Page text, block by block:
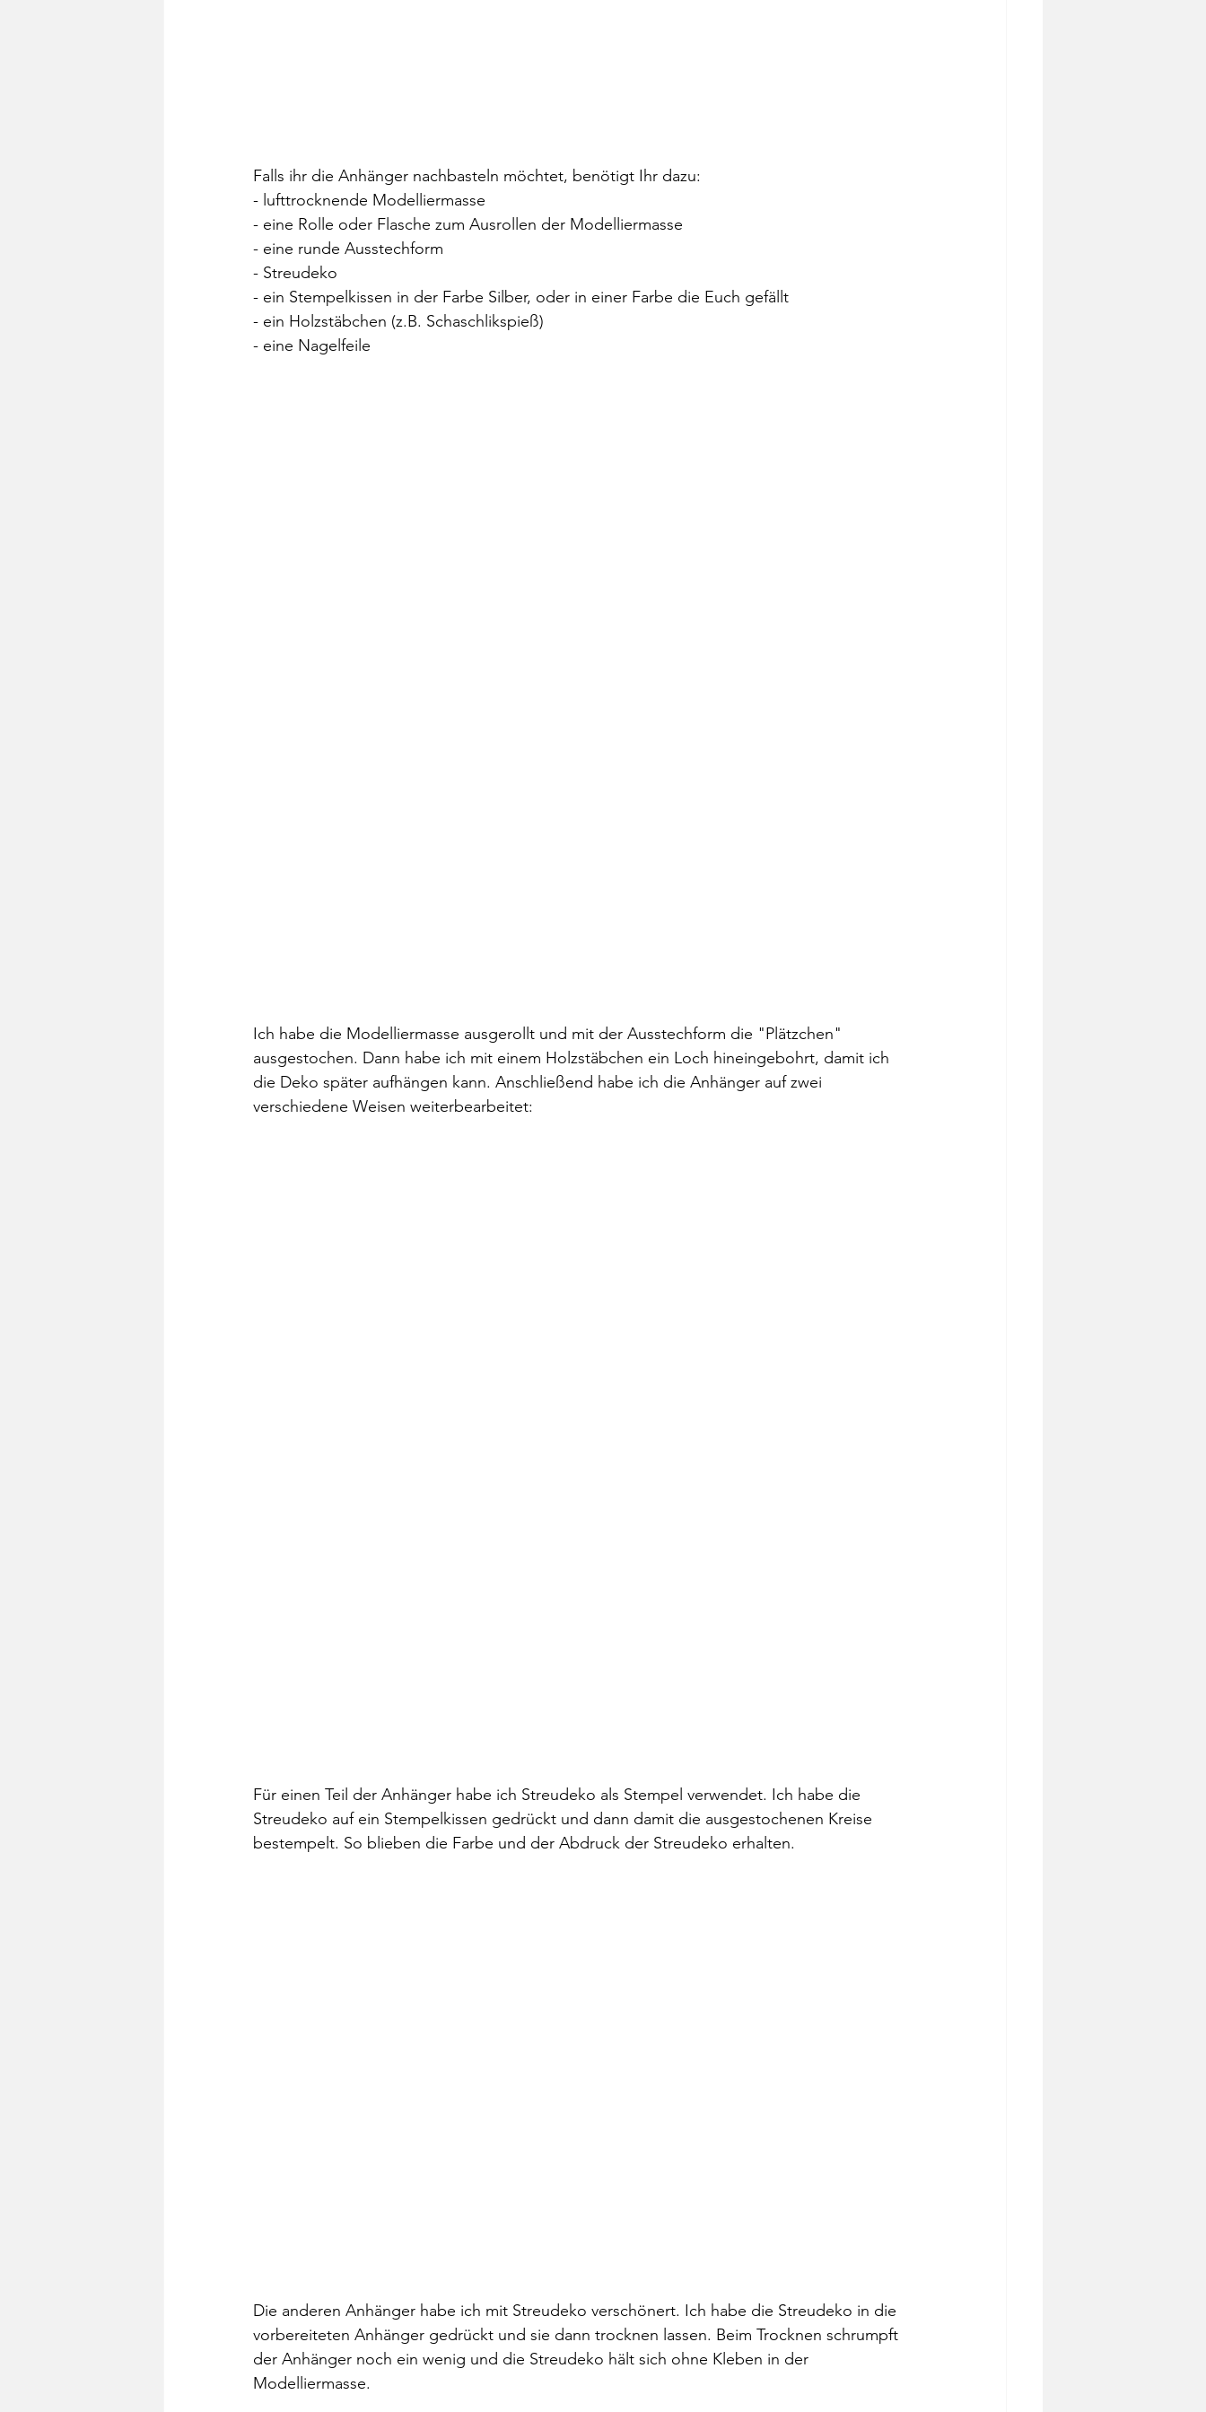
Falls ihr die Anhänger nachbasteln möchtet, benötigt Ihr dazu:
- lufttrocknende Modelliermasse
- eine Rolle oder Flasche zum Ausrollen der Modelliermasse
- eine runde Ausstechform
- Streudeko
- ein Stempelkissen in der Farbe Silber, oder in einer Farbe die Euch gefällt
- ein Holzstäbchen (z.B. Schaschlikspieß)
- eine Nagelfeile
Ich habe die Modelliermasse ausgerollt und mit der Ausstechform die "Plätzchen"
ausgestochen. Dann habe ich mit einem Holzstäbchen ein Loch hineingebohrt, damit ich
die Deko später aufhängen kann. Anschließend habe ich die Anhänger auf zwei
verschiedene Weisen weiterbearbeitet:
Für einen Teil der Anhänger habe ich Streudeko als Stempel verwendet. Ich habe die
Streudeko auf ein Stempelkissen gedrückt und dann damit die ausgestochenen Kreise
bestempelt. So blieben die Farbe und der Abdruck der Streudeko erhalten.
Die anderen Anhänger habe ich mit Streudeko verschönert. Ich habe die Streudeko in die
vorbereiteten Anhänger gedrückt und sie dann trocknen lassen. Beim Trocknen schrumpft
der Anhänger noch ein wenig und die Streudeko hält sich ohne Kleben in der
Modelliermasse.